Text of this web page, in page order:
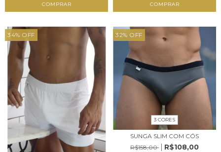
COMPRAR COMPRAR
34% OFF 32% OFF
3 CORES
SUNGA SLIM COM CÓS
R$158,00
R$108,00